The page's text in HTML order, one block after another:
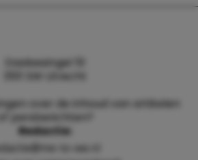
Daalsesingel 51
3511 SW Utrecht
over de inhoud van artikelen
of persberichten?
Redactie:
to-we.nl